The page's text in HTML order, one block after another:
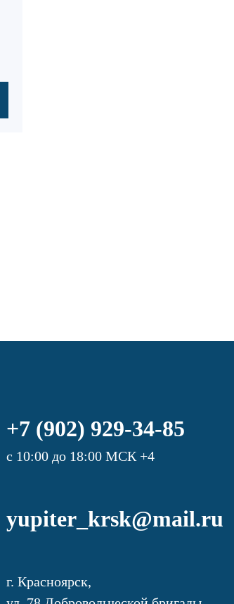
+7 (902) 929-34-85
с 10:00 до 18:00 МСК +4
yupiter_krsk@mail.ru
г. Красноярск,